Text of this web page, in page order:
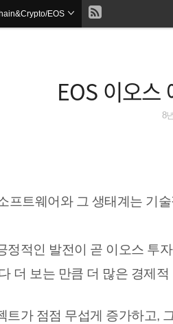
현
치
EOS
EOS 이오스
8
프트웨어와 그 생태계는 기
정적인 발전이 곧 이오스 투
더 보는 만큼 더 많은 경제
트가 점점 무섭게 증가하고,